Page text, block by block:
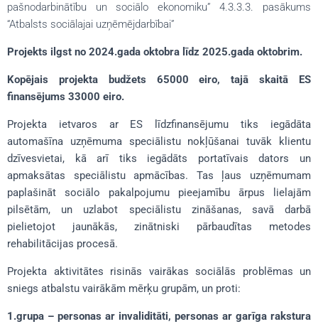
pašnodarbinātību un sociālo ekonomiku” 4.3.3.3. pasākums
“Atbalsts sociālajai uzņēmējdarbībai”
Projekts ilgst no 2024.gada oktobra līdz 2025.gada oktobrim.
Kopējais projekta budžets 65000 eiro, tajā skaitā ES
finansējums 33000 eiro.
Projekta ietvaros ar ES līdzfinansējumu tiks iegādāta
automašīna uzņēmuma speciālistu nokļūšanai tuvāk klientu
dzīvesvietai, kā arī tiks iegādāts portatīvais dators un
apmaksātas speciālistu apmācības. Tas ļaus uzņēmumam
paplašināt sociālo pakalpojumu pieejamību ārpus lielajām
pilsētām, un uzlabot speciālistu zināšanas, savā darbā
pielietojot jaunākās, zinātniski pārbaudītas metodes
rehabilitācijas procesā.
Projekta aktivitātes risinās vairākas sociālās problēmas un
sniegs atbalstu vairākām mērķu grupām, un proti:
1.grupa – personas ar invaliditāti, personas ar garīga rakstura